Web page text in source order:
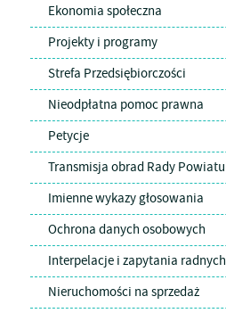
Ekonomia społeczna
Projekty i programy
Strefa Przedsiębiorczości
Nieodpłatna pomoc prawna
Petycje
Transmisja obrad Rady Powiatu
Imienne wykazy głosowania
Ochrona danych osobowych
Interpelacje i zapytania radnych
Nieruchomości na sprzedaż